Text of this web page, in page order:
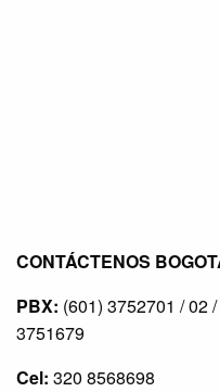
CONTÁCTENOS
PBX: (601) 3752701 / 02
3751679
Cel: 320 8568698